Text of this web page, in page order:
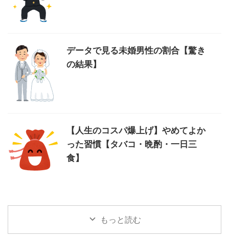
データで見る未婚男性の割合【驚き
の結果】
【人生のコスパ爆上げ】やめてよか
った習慣【タバコ・晩酌・一日三
食】
もっと読む